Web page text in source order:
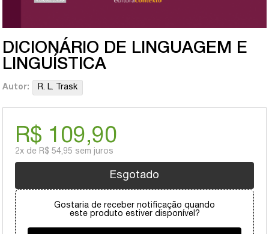
DICIONÁRIO DE LINGUAGEM E
LINGUÍSTICA
Autor: R. L. Trask
R$ 109,90
2x de R$ 54,95 sem juros
Esgotado
Gostaria de receber notificação quando
este produto estiver disponível?